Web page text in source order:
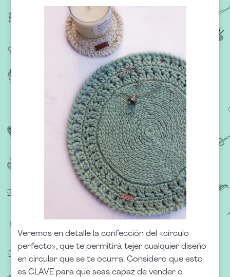
Veremos en detalle la confección del «círculo
perfecto», que te permitirá tejer cualquier diseño
en circular que se te ocurra. Considero que esto
es CLAVE para que seas capaz de vender o